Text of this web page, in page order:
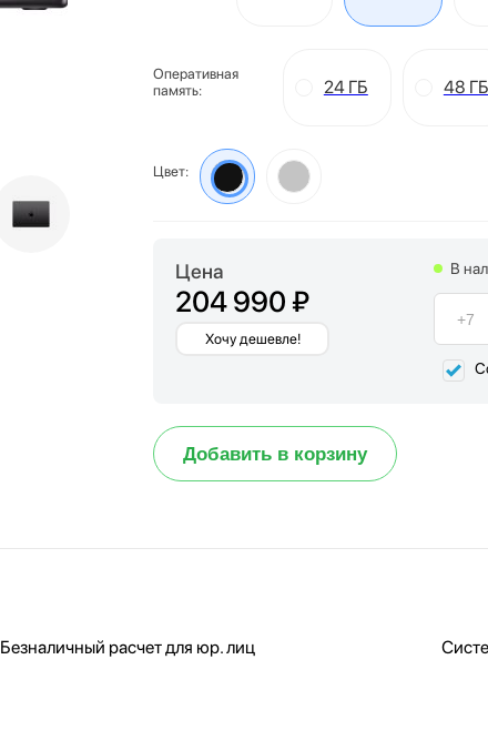
Оперативная
память:
24 ГБ 48 ГБ
Цвет:
Цена
204 990 ₽
Хочу дешевле!
В
Добавить в корзину
Безналичный расчет для юр. лиц